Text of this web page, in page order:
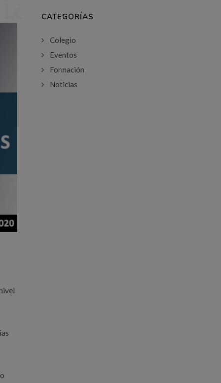
CATEGORÍAS
Colegio
Eventos
Formación
Noticias